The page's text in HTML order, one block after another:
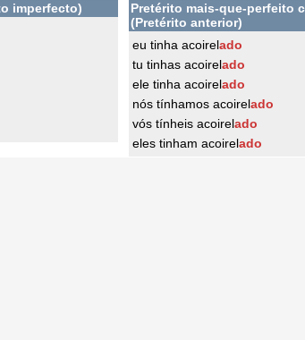
imperfecto)
Pretérito mais-que-perfeito
(Pretérito anterior)
eu tinha acoirelado
tu tinhas acoirelado
ele tinha acoirelado
nós tínhamos acoirelado
vós tínheis acoirelado
eles tinham acoirelado